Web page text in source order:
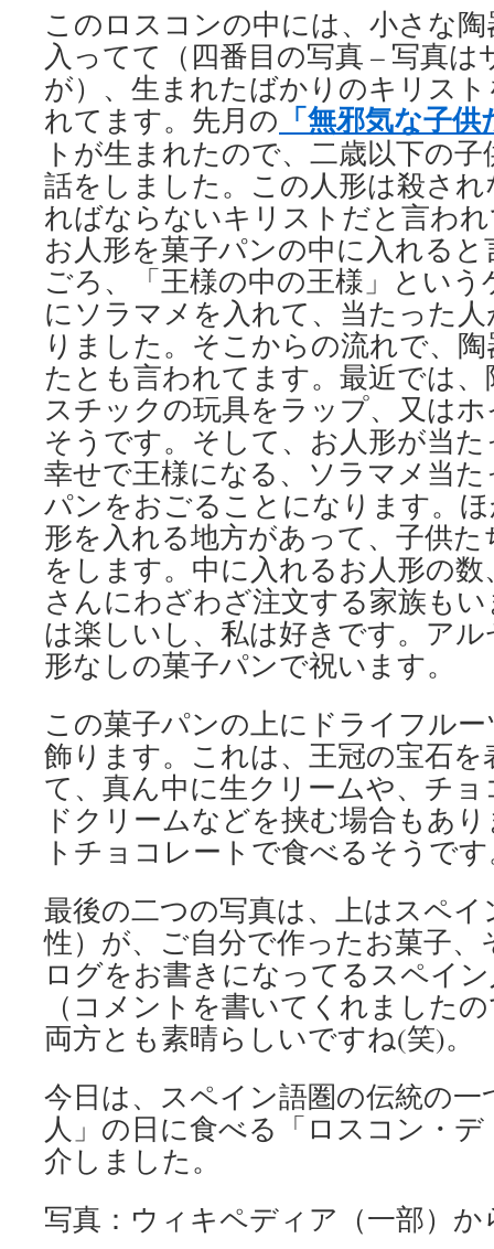
このロスコンの中には、小さな
入ってて（四番目の写真 – 写真
が）、生まれたばかりのキリス
れてます。先月の 「無邪気な子
トが生まれたので、二歳以下の
話をしました。この人形は殺さ
ればならないキリストだと言わ
お人形を菓子パンの中に入れる
ごろ、「王様の中の王様」とい
にソラマメを入れて、当たった
りました。そこからの流れで、
たとも言われてます。最近では
スチックの玩具をラップ、又は
そうです。そして、お人形が当
幸せで王様になる、ソラマメ当
パンをおごることになります。
形を入れる地方があって、子供
をします。中に入れるお人形の
さんにわざわざ注文する家族も
は楽しいし、私は好きです。ア
形なしの菓子パンで祝います。
この菓子パンの上にドライフル
飾ります。これは、王冠の宝石
て、真ん中に生クリームや、チ
ドクリームなどを挟む場合もあ
トチョコレートで食べるそうで
最後の二つの写真は、上はスペ
性）が、ご自分で作ったお菓子
ログをお書きになってるスペイ
（コメントを書いてくれました
両方とも素晴らしいですね(笑)。
今日は、スペイン語圏の伝統の一
人」の日に食べる「ロスコン・
介しました。
写真：ウィキペディア（一部）